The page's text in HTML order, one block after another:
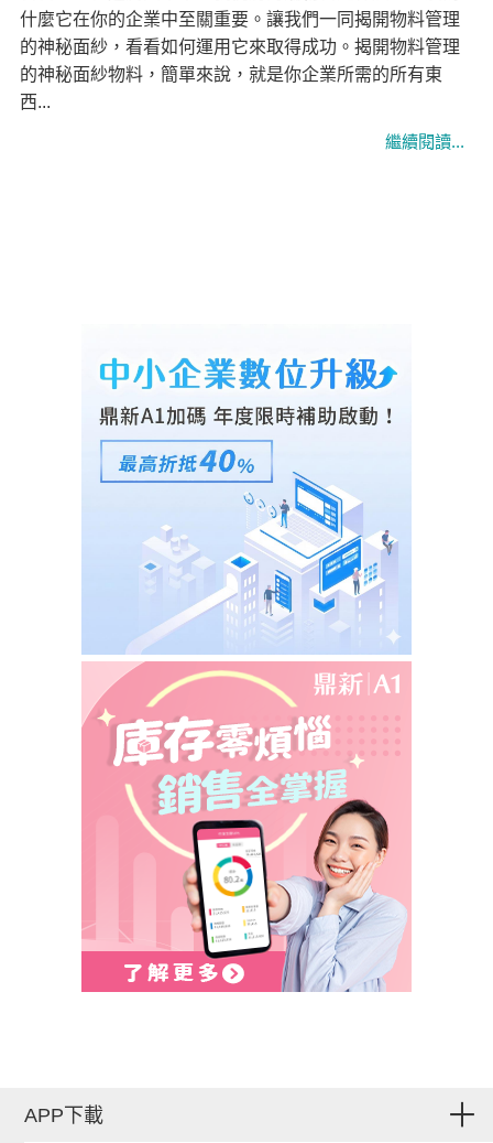
什麼它在你的企業中至關重要。讓我們一同揭開物料管理
的神秘面紗，看看如何運用它來取得成功。揭開物料管理
的神秘面紗物料，簡單來說，就是你企業所需的所有東
西...
APP下載